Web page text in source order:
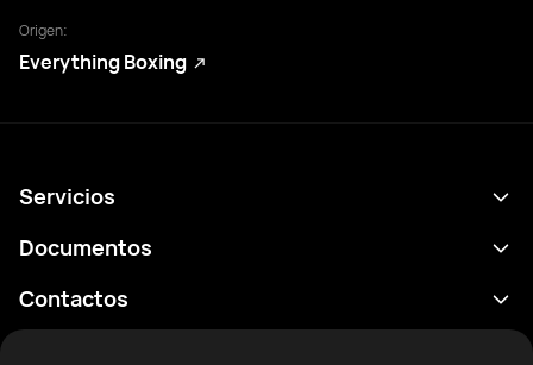
Origen:
Everything Boxing
Servicios
Calendario
Documentos
Política de privacidad
Condiciones de uso
Contactos